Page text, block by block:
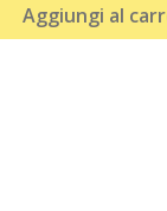
Aggiungi al